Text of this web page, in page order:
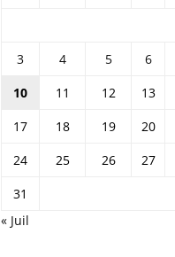
3
4 5 6
10
11 12 13
17
18 19 20
24
25 26 27
31
« Juil